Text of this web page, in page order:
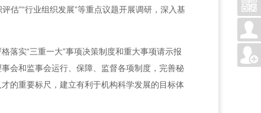
估”“行业组织发展”等重点议题开展调研，深入基
落实“三重一大”事项决策制度和重大事项请示报
会和监事会运行、保障、监督各项制度，完善秘
的重要标尺，建立有利于机构科学发展的目标体